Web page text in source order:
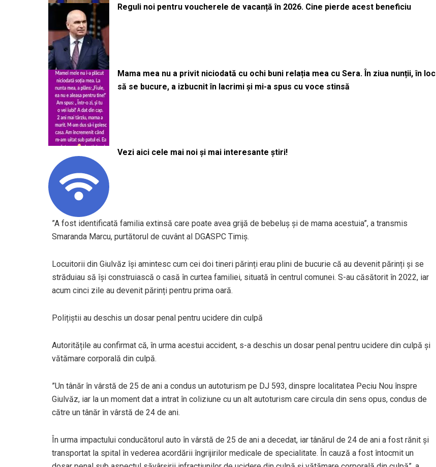
Reguli noi pentru voucherele de vacanță în 2026. Cine pierde acest beneficiu
Mama mea nu a privit niciodată cu ochi buni relația mea cu Sera. În ziua nunții, în loc
să se bucure, a izbucnit în lacrimi și mi-a spus cu voce stinsă
Vezi aici cele mai noi și mai interesante știri!
”A fost identificată familia extinsă care poate avea grijă de bebeluş şi de mama acestuia”, a transmis
Smaranda Marcu, purtătorul de cuvânt al DGASPC Timiş.
Locuitorii din Giulvăz își amintesc cum cei doi tineri părinți erau plini de bucurie că au devenit părinți și se
străduiau să își construiască o casă în curtea familiei, situată în centrul comunei. S-au căsătorit în 2022, iar
acum cinci zile au devenit părinți pentru prima oară.
Polițiștii au deschis un dosar penal pentru ucidere din culpă
Autoritățile au confirmat că, în urma acestui accident, s-a deschis un dosar penal pentru ucidere din culpă și
vătămare corporală din culpă.
”Un tânăr în vârstă de 25 de ani a condus un autoturism pe DJ 593, dinspre localitatea Peciu Nou înspre
Giulvăz, iar la un moment dat a intrat în coliziune cu un alt autoturism care circula din sens opus, condus de
către un tânăr în vârstă de 24 de ani.
În urma impactului conducătorul auto în vârstă de 25 de ani a decedat, iar tânărul de 24 de ani a fost rănit şi
transportat la spital în vederea acordării îngrijirilor medicale de specialitate. În cauză a fost întocmit un